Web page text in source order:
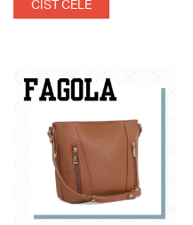
ČÍST CELÉ